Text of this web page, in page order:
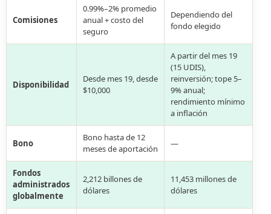
Comisiones
0.99%–2% promedio
anual + costo del
seguro
Dependiendo del
fondo elegido
Disponibilidad
Desde mes 19, desde
$10,000
A partir del mes 19
(15 UDIS),
reinversión; tope 5–
9% anual;
rendimiento mínimo
a inflación
Bono
Bono hasta de 12
meses de aportación
—
Fondos
administrados
globalmente
2,212 billones de
dólares
11,453 millones de
dólares